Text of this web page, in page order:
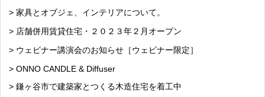
> 家具とオブジェ、インテリアについて。
> 店舗併用賃貸住宅・２０２３年２月オープン
> ウェビナー講演会のお知らせ［ウェビナー限定］
> ONNO CANDLE & Diffuser
> 鎌ヶ谷市で建築家とつくる木造住宅を着工中